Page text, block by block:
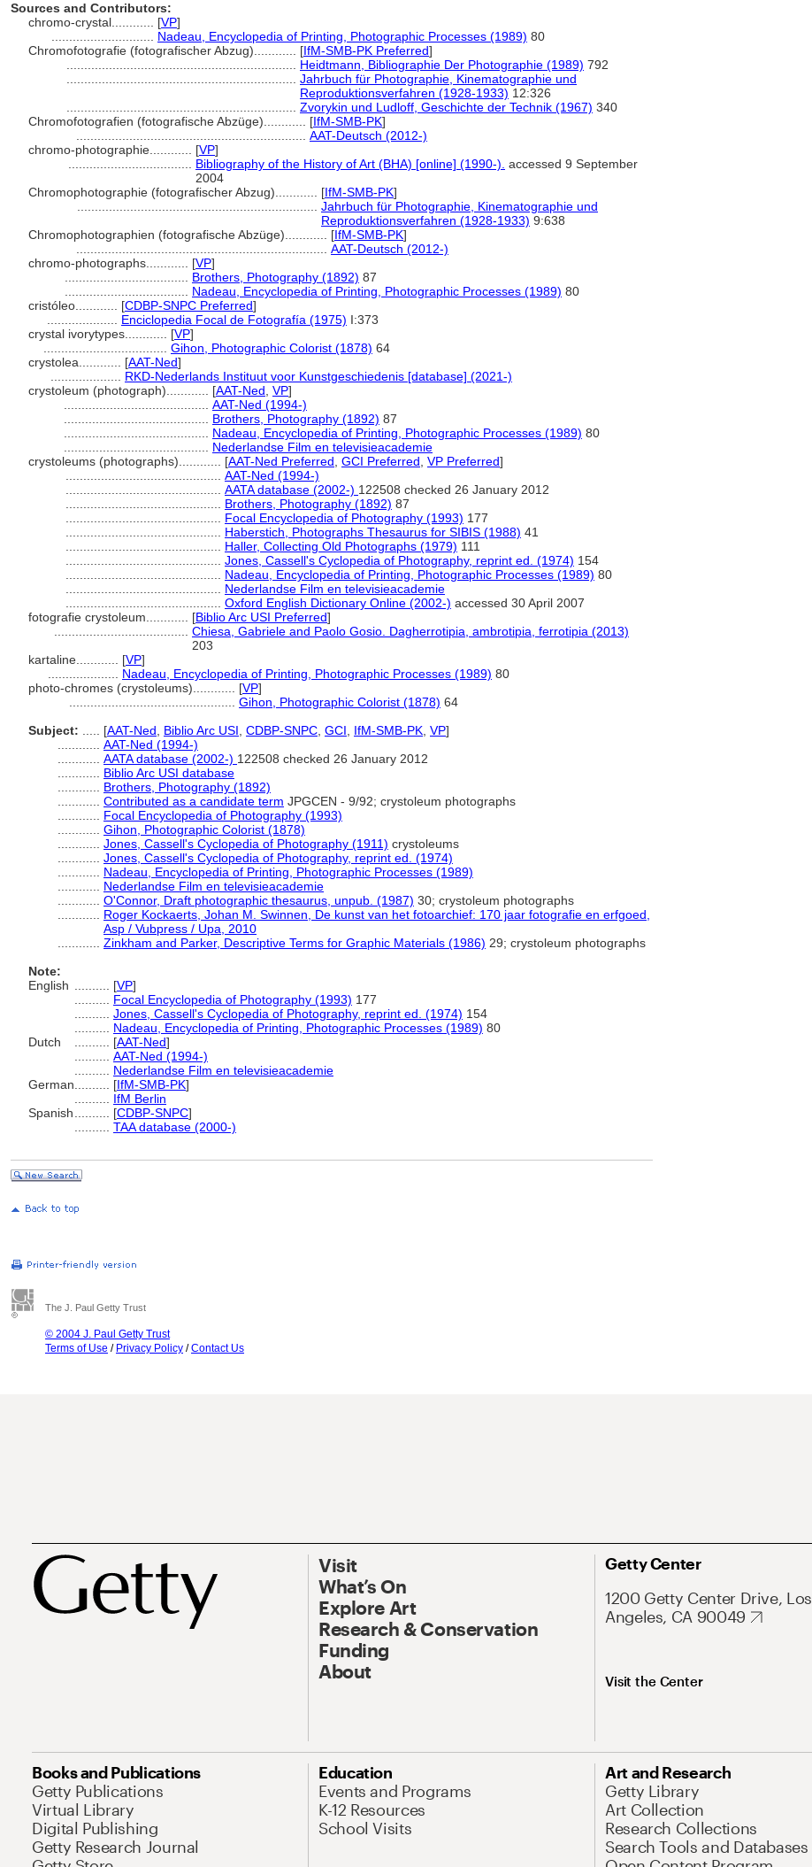
Sources and Contributors:
chromo-crystal............ [VP]
Nadeau, Encyclopedia of Printing, Photographic Processes (1989) 80
Chromofotografie (fotografischer Abzug)............ [IfM-SMB-PK Preferred]
Heidtmann, Bibliographie Der Photographie (1989) 792
Jahrbuch für Photographie, Kinematographie und
Reproduktionsverfahren (1928-1933) 12:326
Zvorykin und Ludloff, Geschichte der Technik (1967) 340
Chromofotografien (fotografische Abzüge)............ [IfM-SMB-PK]
AAT-Deutsch (2012-)
chromo-photographie............ [VP]
Bibliography of the History of Art (BHA) [online] (1990-). accessed 9 September
2004
Chromophotographie (fotografischer Abzug)............ [IfM-SMB-PK]
Jahrbuch für Photographie, Kinematographie und
Reproduktionsverfahren (1928-1933) 9:638
Chromophotographien (fotografische Abzüge)............ [IfM-SMB-PK]
AAT-Deutsch (2012-)
chromo-photographs............ [VP]
Brothers, Photography (1892) 87
Nadeau, Encyclopedia of Printing, Photographic Processes (1989) 80
cristóleo............ [CDBP-SNPC Preferred]
Enciclopedia Focal de Fotografía (1975) I:373
crystal ivorytypes............ [VP]
Gihon, Photographic Colorist (1878) 64
crystolea............ [AAT-Ned]
RKD-Nederlands Instituut voor Kunstgeschiedenis [database] (2021-)
crystoleum (photograph)............ [AAT-Ned VP]
AAT-Ned (1994-)
Brothers, Photography (1892) 87
Nadeau, Encyclopedia of Printing, Photographic Processes (1989) 80
Nederlandse Film en televisieacademie
crystoleums (photographs)............ [AAT-Ned Preferred GCI Preferred VP Preferred]
AAT-Ned (1994-)
AATA database (2002-) 122508 checked 26 January 2012
Brothers, Photography (1892) 87
Focal Encyclopedia of Photography (1993) 177
Haberstich, Photographs Thesaurus for SIBIS (1988) 41
Haller, Collecting Old Photographs (1979) 111
Jones, Cassell's Cyclopedia of Photography, reprint ed. (1974) 154
Nadeau, Encyclopedia of Printing, Photographic Processes (1989) 80
Nederlandse Film en televisieacademie
Oxford English Dictionary Online (2002-) accessed 30 April 2007
fotografie crystoleum............ [Biblio Arc USI Preferred]
Chiesa, Gabriele and Paolo Gosio. Dagherrotipia, ambrotipia, ferrotipia (2013)
203
kartaline............ [VP]
Nadeau, Encyclopedia of Printing, Photographic Processes (1989) 80
photo-chromes (crystoleums)............ [VP]
Gihon, Photographic Colorist (1878) 64
Subject:
[AAT-Ned Biblio Arc USI CDBP-SNPC GCI IfM-SMB-PK VP]
AAT-Ned (1994-)
AATA database (2002-) 122508 checked 26 January 2012
Biblio Arc USI database
Brothers, Photography (1892)
Contributed as a candidate term JPGCEN - 9/92; crystoleum photographs
Focal Encyclopedia of Photography (1993)
Gihon, Photographic Colorist (1878)
Jones, Cassell's Cyclopedia of Photography (1911) crystoleums
Jones, Cassell's Cyclopedia of Photography, reprint ed. (1974)
Nadeau, Encyclopedia of Printing, Photographic Processes (1989)
Nederlandse Film en televisieacademie
O'Connor, Draft photographic thesaurus, unpub. (1987) 30; crystoleum photographs
Roger Kockaerts, Johan M. Swinnen, De kunst van het fotoarchief: 170 jaar fotografie en erfgoed,
Asp / Vubpress / Upa, 2010
Zinkham and Parker, Descriptive Terms for Graphic Materials (1986) 29; crystoleum photographs
Note:
English
[VP]
Focal Encyclopedia of Photography (1993) 177
Jones, Cassell's Cyclopedia of Photography, reprint ed. (1974) 154
Nadeau, Encyclopedia of Printing, Photographic Processes (1989) 80
Dutch
[AAT-Ned]
AAT-Ned (1994-)
Nederlandse Film en televisieacademie
German
[IfM-SMB-PK]
IfM Berlin
Spanish
[CDBP-SNPC]
TAA database (2000-)
The J. Paul Getty Trust
© 2004 J. Paul Getty Trust
Terms of Use / Privacy Policy /Contact Us
Visit
What’s On
Explore Art
Research & Conservation
Funding
About
Getty Center
1200 Getty Center Drive, Los
Angeles, CA 90049
Visit the Center
Books and Publications
Getty Publications
Virtual Library
Digital Publishing
Getty Research Journal
Education
Events and Programs
K-12 Resources
School Visits
Art and Research
Getty Library
Art Collection
Research Collections
Search Tools and Databases